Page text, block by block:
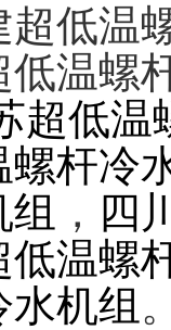
超低温
温螺
超低温
螺杆冷
， 四
低温螺
机组